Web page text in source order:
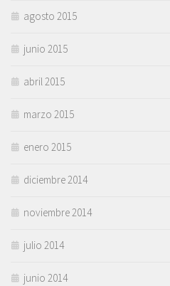
agosto 2015
junio 2015
abril 2015
marzo 2015
enero 2015
diciembre 2014
noviembre 2014
julio 2014
junio 2014